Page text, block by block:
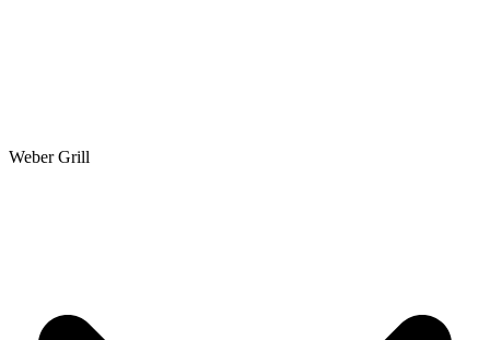
Weber Grill